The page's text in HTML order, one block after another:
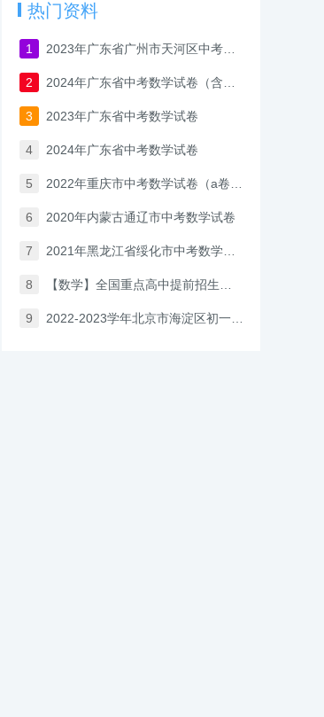
热门资料
1 2023年广东省广州市天河区中考一模数学试卷
2
3 2023年广东省中考数学试卷
4 2024年广东省中考数学试卷
5
6 2020年内蒙古通辽市中考数学试卷
7 2021年黑龙江省绥化市中考数学试卷（解析版）
8
9 2022-2023学年北京市海淀区初一（上）数学期中试卷（含答案 ）